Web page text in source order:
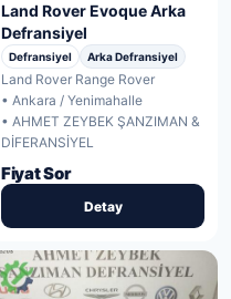
Land Rover Evoque Arka
Defransiyel
Defransiyel Arka Defransiyel
Land Rover Range Rover
• Ankara / Yenimahalle
• AHMET ZEYBEK ŞANZIMAN &
DİFERANSİYEL
Fiyat Sor
Detay